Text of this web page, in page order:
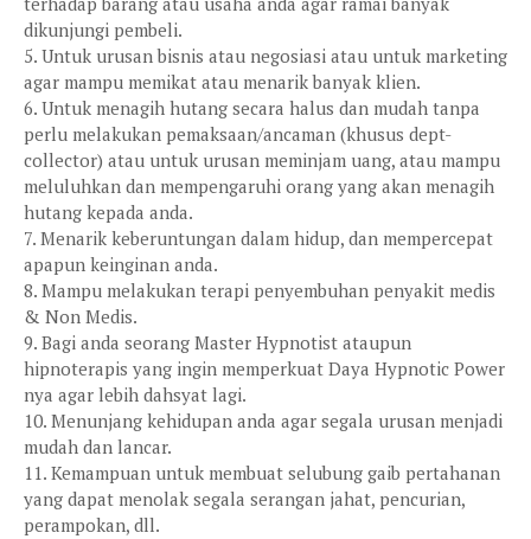
dikunjungi pembeli.
5. Untuk urusan bisnis atau negosiasi atau untuk marketing
agar mampu memikat atau menarik banyak klien.
6. Untuk menagih hutang secara halus dan mudah tanpa
perlu melakukan pemaksaan/ancaman (khusus dept-
collector) atau untuk urusan meminjam uang, atau mampu
meluluhkan dan mempengaruhi orang yang akan menagih
hutang kepada anda.
7. Menarik keberuntungan dalam hidup, dan mempercepat
apapun keinginan anda.
8. Mampu melakukan terapi penyembuhan penyakit medis
& Non Medis.
9. Bagi anda seorang Master Hypnotist ataupun
hipnoterapis yang ingin memperkuat Daya Hypnotic Power
nya agar lebih dahsyat lagi.
10. Menunjang kehidupan anda agar segala urusan menjadi
mudah dan lancar.
11. Kemampuan untuk membuat selubung gaib pertahanan
yang dapat menolak segala serangan jahat, pencurian,
perampokan, dll.